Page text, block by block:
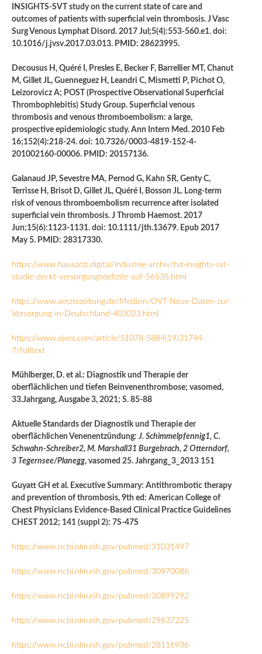
INSIGHTS-SVT study on the current state of care and
outcomes of patients with superficial vein thrombosis. J Vasc
Surg Venous Lymphat Disord. 2017 Jul;5(4):553-560.e1. doi:
10.1016/j.jvsv.2017.03.013. PMID: 28623995.
Decousus H, Quéré I, Presles E, Becker F, Barrellier MT, Chanut
M, Gillet JL, Guenneguez H, Leandri C, Mismetti P, Pichot O,
Leizorovicz A; POST (Prospective Observational Superficial
Thrombophlebitis) Study Group. Superficial venous
thrombosis and venous thromboembolism: a large,
prospective epidemiologic study. Ann Intern Med. 2010 Feb
16;152(4):218-24. doi: 10.7326/0003-4819-152-4-
201002160-00006. PMID: 20157136.
Galanaud JP, Sevestre MA, Pernod G, Kahn SR, Genty C,
Terrisse H, Brisot D, Gillet JL, Quéré I, Bosson JL. Long-term
risk of venous thromboembolism recurrence after isolated
superficial vein thrombosis. J Thromb Haemost. 2017
Jun;15(6):1123-1131. doi: 10.1111/jth.13679. Epub 2017
May 5. PMID: 28317330.
https://www.hausarzt.digital/industrie-archiv/hd-insights-svt-
studie-deckt-versorgungsdefizite-auf-56535.html
https://www.aerztezeitung.de/Medizin/OVT-Neue-Daten-zur-
Versorgung-in-Deutschland-403023.html
https://www.ejves.com/article/S1078-5884(19)31744-
7/fulltext
Mühlberger, D. et al.: Diagnostik und Therapie der
oberflächlichen und tiefen Beinvenenthrombose; vasomed,
33.Jahrgang, Ausgabe 3, 2021; S. 85-88
Aktuelle Standards der Diagnostik und Therapie der
oberflächlichen Venenentzündung: J. Schimmelpfennig1, C.
Schwahn-Schreiber2, M. Marshall31 Burgebrach, 2 Otterndorf,
3 Tegernsee/Planegg, vasomed 25. Jahrgang_3_2013 151
Guyatt GH et al. Executive Summary: Antithrombotic therapy
and prevention of thrombosis, 9th ed: American College of
Chest Physicians Evidence-Based Clinical Practice Guidelines
CHEST 2012; 141 (suppl 2): 7S-47S
https://www.ncbi.nlm.nih.gov/pubmed/31031497
https://www.ncbi.nlm.nih.gov/pubmed/30970086
https://www.ncbi.nlm.nih.gov/pubmed/30899292
https://www.ncbi.nlm.nih.gov/pubmed/29637225
https://www.ncbi.nlm.nih.gov/pubmed/28116936